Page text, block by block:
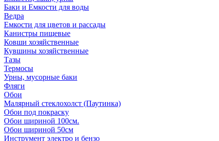
Баки и Емкости для воды
Ведра
Емкости для цветов и рассады
Канистры пищевые
Ковши хозяйственные
Кувшины хозяйственные
Тазы
Термосы
Урны, мусорные баки
Фляги
Обои
Малярный стеклохолст (Паутинка)
Обои под покраску
Обои шириной 100см.
Обои шириной 50см
Инструмент электро и бензо